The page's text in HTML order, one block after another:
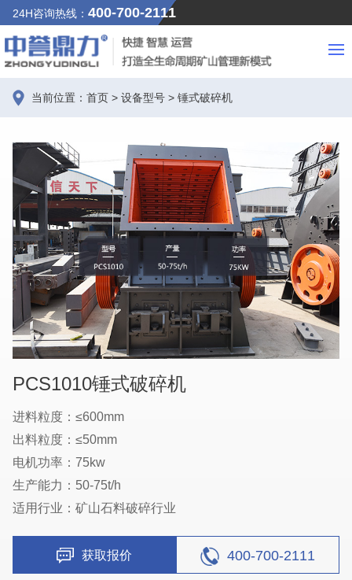
24H咨询热线： 400-700-2111
当前位置： 首页 > 设备型号 > 锤式破碎机
PCS1010锤式破碎机
进料粒度：≤600mm
出料粒度：≤50mm
电机功率：75kw
生产能力：50-75t/h
适用行业：矿山石料破碎行业
获取报价 400-700-2111